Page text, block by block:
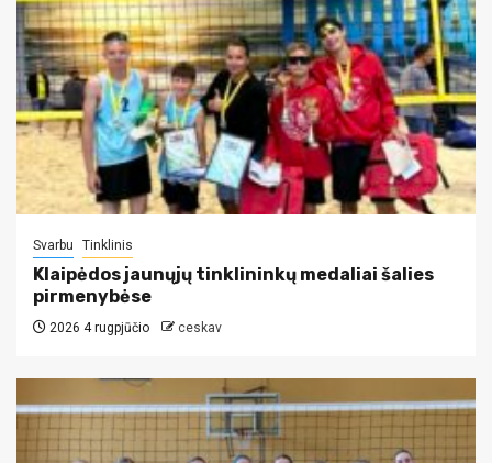
Svarbu Tinklinis
Klaipėdos jaunųjų tinklininkų medaliai šalies
pirmenybėse
2026 4 rugpjūčio ceskav